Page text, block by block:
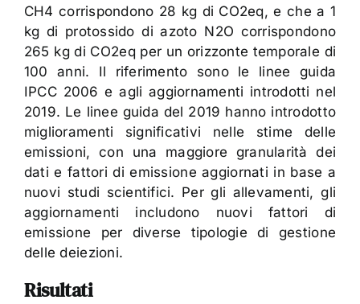
CH4 corrispondono 28 kg di CO2eq, e che a 1
kg di protossido di azoto N2O corrispondono
265 kg di CO2eq per un orizzonte temporale di
100 anni. Il riferimento sono le linee guida
IPCC 2006 e agli aggiornamenti introdotti nel
2019. Le linee guida del 2019 hanno introdotto
miglioramenti significativi nelle stime delle
emissioni, con una maggiore granularità dei
dati e fattori di emissione aggiornati in base a
nuovi studi scientifici. Per gli allevamenti, gli
aggiornamenti includono nuovi fattori di
emissione per diverse tipologie di gestione
delle deiezioni.
Risultati